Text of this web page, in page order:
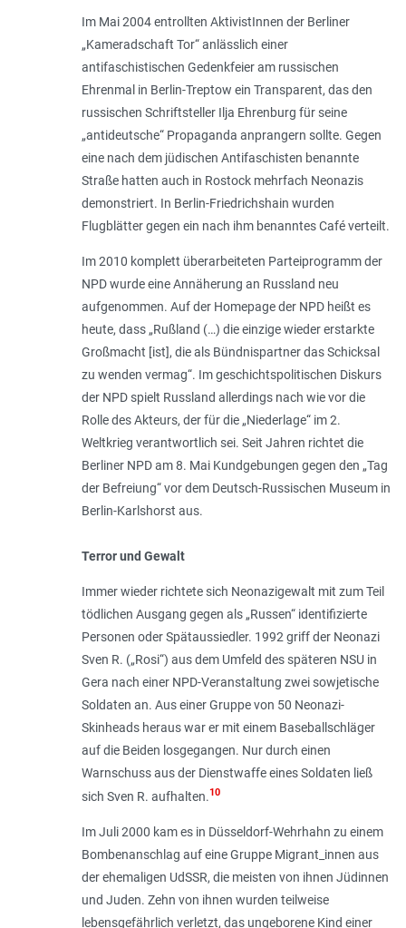
Im Mai 2004 entrollten AktivistInnen der Berliner
„Kameradschaft Tor“ anlässlich einer
antifaschistischen Gedenkfeier am russischen
Ehrenmal in Berlin-Treptow ein Transparent, das den
russischen Schriftsteller Ilja Ehrenburg für seine
„antideutsche“ Propaganda anprangern sollte. Gegen
eine nach dem jüdischen Antifaschisten benannte
Straße hatten auch in Rostock mehrfach Neonazis
demonstriert. In Berlin-Friedrichshain wurden
Flugblätter gegen ein nach ihm benanntes Café verteilt.
Im 2010 komplett überarbeiteten Parteiprogramm der
NPD wurde eine Annäherung an Russland neu
aufgenommen. Auf der Homepage der NPD heißt es
heute, dass „Rußland (…) die einzige wieder erstarkte
Großmacht [ist], die als Bündnispartner das Schicksal
zu wenden vermag“. Im geschichtspolitischen Diskurs
der NPD spielt Russland allerdings nach wie vor die
Rolle des Akteurs, der für die „Niederlage“ im 2.
Weltkrieg verantwortlich sei. Seit Jahren richtet die
Berliner NPD am 8. Mai Kundgebungen gegen den „Tag
der Befreiung“ vor dem Deutsch-Russischen Museum in
Berlin-Karlshorst aus.
Terror und Gewalt
Immer wieder richtete sich Neonazigewalt mit zum Teil
tödlichen Ausgang gegen als „Russen“ identifizierte
Personen oder Spät­aussiedler. 1992 griff der Neonazi
Sven R. („Rosi“) aus dem Umfeld des späteren NSU in
Gera nach einer NPD-Veranstaltung zwei sowjetische
Soldaten an. Aus einer Gruppe von 50 Neonazi-
Skinheads heraus war er mit einem Baseballschläger
auf die Beiden losgegangen. Nur durch einen
Warnschuss aus der Dienstwaffe eines Soldaten ließ
sich Sven R. aufhalten.10
Im Juli 2000 kam es in Düsseldorf-Wehrhahn zu einem
Bombenanschlag auf eine Gruppe Migrant_innen aus
der ehemaligen UdSSR, die meisten von ihnen Jüdinnen
und Juden. Zehn von ihnen wurden teilweise
lebensgefährlich verletzt, das ungeborene Kind einer